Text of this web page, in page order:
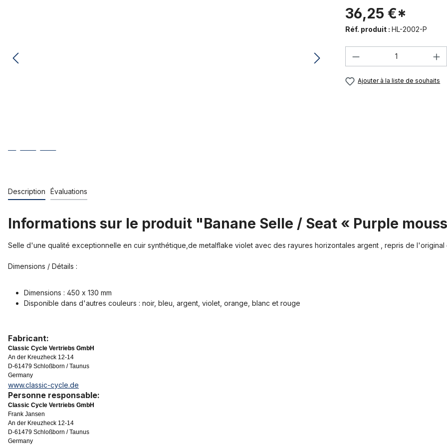
36,25 €*
Réf. produit : HL-2002-P
Quantité de
Ajouter à la liste de souhaits
Description Évaluations
Informations sur le produit "Banane Selle / Seat « Purple
Selle d'une qualité exceptionnelle en cuir synthétique,de metalflake violet avec des rayures horizontales argent , repris de l'original
Dimensions / Détails :
Dimensions : 450 x 130 mm
Disponible dans d'autres couleurs : noir, bleu, argent, violet, orange, blanc et rouge
Fabricant:
Classic Cycle Vertriebs GmbH
An der Kreuzheck 12-14
D-61479 Schloßborn / Taunus
Germany
www.classic-cycle.de
Personne responsable:
Classic Cycle Vertriebs GmbH
Frank Jansen
An der Kreuzheck 12-14
D-61479 Schloßborn / Taunus
Germany